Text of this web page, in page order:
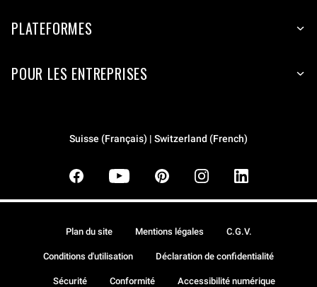
PLATEFORMES
POUR LES ENTREPRISES
Suisse (Français) | Switzerland (French)
Plan du site Mentions légales C.G.V.
Conditions d'utilisation Déclaration de confidentialité
Sécurité Conformité Accessibilité numérique